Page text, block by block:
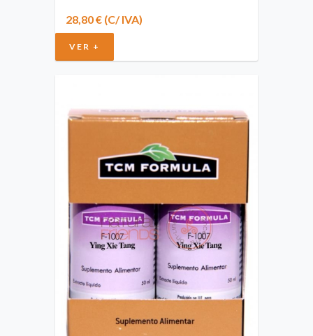
28,80 € (C/ IVA)
VER +